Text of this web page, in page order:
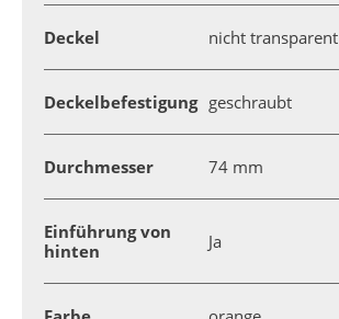
Deckel nicht transparent
Deckelbefestigung geschraubt
Durchmesser 74 mm
Einführung von
hinten
Ja